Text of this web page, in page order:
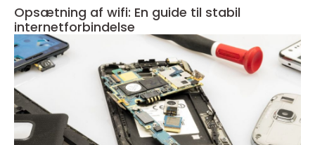
Opsætning af wifi: En guide til stabil
internetforbindelse